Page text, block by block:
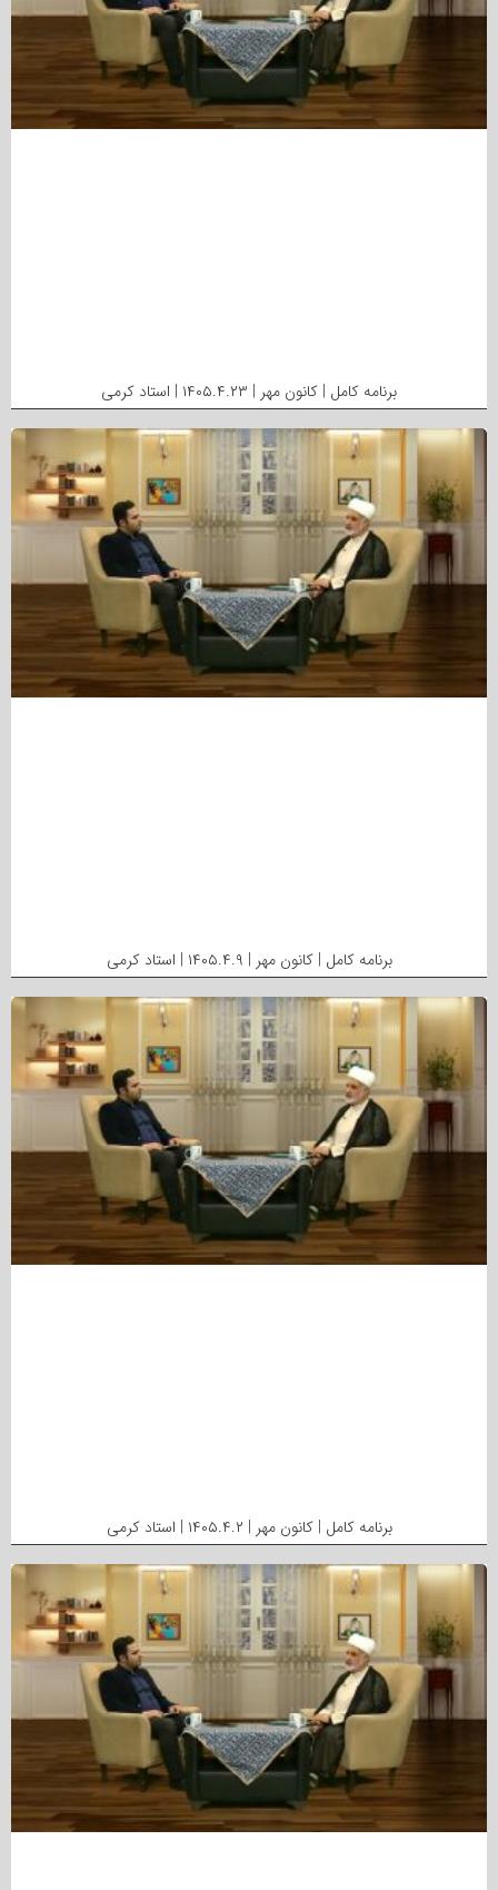
برنامه کامل | کانون مهر | ۱۴۰۵.۴.۲۳ | استاد کرمی
برنامه کامل | کانون مهر | ۱۴۰۵.۴.۹ | استاد کرمی
برنامه کامل | کانون مهر | ۱۴۰۵.۴.۲ | استاد کرمی